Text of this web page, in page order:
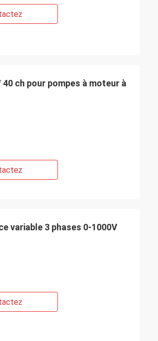
ch pour pompes à moteur à
variable 3 phases 0-1000V